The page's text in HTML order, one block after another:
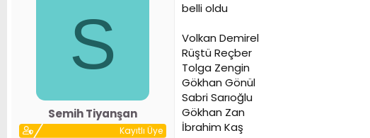
S
Semih Tiyanşan
Kayıtlı Üye
belli oldu
Volkan Demirel
Rüştü Reçber
Tolga Zengin
Gökhan Gönül
Sabri Sarıoğlu
Gökhan Zan
İbrahim Kaş